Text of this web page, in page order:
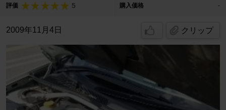
評価 5 購入価格 -
2009年11月4日 クリップ